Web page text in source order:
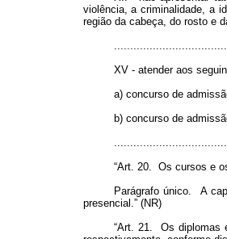
violência, a criminalidade, a
região da cabeça, do rosto e
XV - atender aos
a) concurso de
b) concurso de
“Art. 20. Os cursos e
Parágrafo único. A
presencial.” (NR)
“Art. 21. Os diplomas